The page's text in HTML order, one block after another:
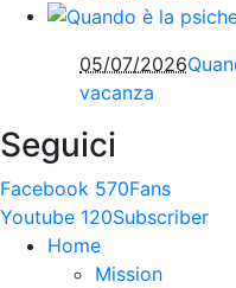
05/07/2026
vacanza
Seguici
Facebook 570Fans
Youtube 120Subscriber
Home
Mission